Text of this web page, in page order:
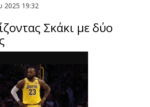
2025 19:32
Σκάκι με δύο